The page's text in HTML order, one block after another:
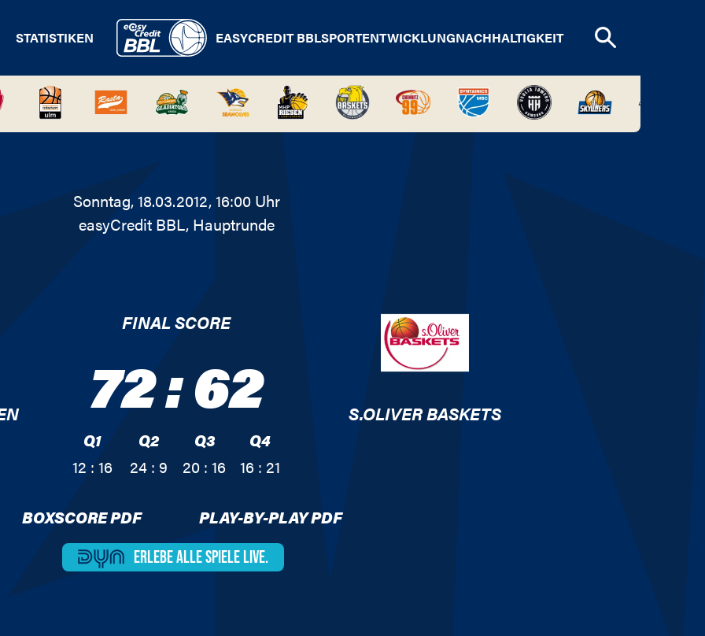
STATISTIKEN EASYCREDIT BBLSPORTENTWICKLUNGNACHHALTIGKEIT
Sonntag, 18.03.2012, 16:00 Uhr
easyCredit BBL, Hauptrunde
FINAL SCORE
72:62
Q1
12 : 16
Q2
24 : 9
Q3
20 : 16
Q4
16 : 21
S.OLIVER BASKETS
BOXSCORE PDF PLAY-BY-PLAY PDF
ERLEBE ALLESPIELE LIVE.